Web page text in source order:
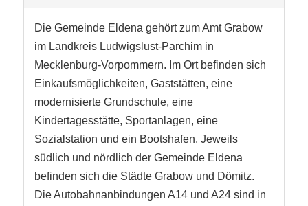
Die Gemeinde Eldena gehört zum Amt Grabow
im Landkreis Ludwigslust-Parchim in
Mecklenburg-Vorpommern. Im Ort befinden sich
Einkaufsmöglichkeiten, Gaststätten, eine
modernisierte Grundschule, eine
Kindertagesstätte, Sportanlagen, eine
Sozialstation und ein Bootshafen. Jeweils
südlich und nördlich der Gemeinde Eldena
befinden sich die Städte Grabow und Dömitz.
Die Autobahnanbindungen A14 und A24 sind in